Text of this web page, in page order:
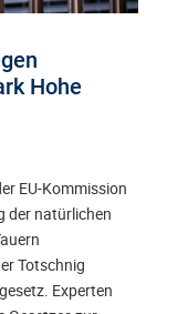
Hohe
EU-Kommission
der natürlichen
Totschnig
Experten